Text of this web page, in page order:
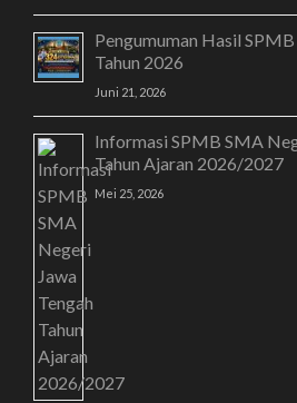
Pengumuman Hasil
Tahun 2026
Juni 21, 2026
Informasi SPMB SMA
Tahun Ajaran 2026/2027
Mei 25, 2026